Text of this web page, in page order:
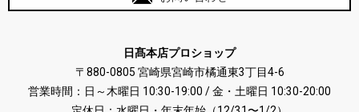
日髙本店プロショップ
〒880-0805 宮崎県宮崎市橘通東3丁目4-6
営業時間：日～木曜日 10:30-19:00 / 金・土曜日 10:30-20:00